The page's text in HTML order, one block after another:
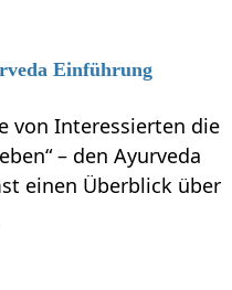
Einführung
von Interessierten die
– den Ayurveda
einen Überblick über